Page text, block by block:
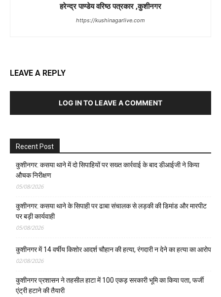
हरेन्द्र पाण्डेय वरिष्ठ पत्रकार ,कुशीनगर
https://kushinagarlive.com
LEAVE A REPLY
LOG IN TO LEAVE A COMMENT
Recent Post
कुशीनगर: कसया थाने में दो सिपाहियों पर सख्त कार्रवाई के बाद डीआईजी ने किया
औचक निरीक्षण
05/08/2026
कुशीनगर: कसया थाने के सिपाही पर ढाबा संचालक से लड़की की डिमांड और मारपीट
पर बड़ी कार्यवाही
05/08/2026
कुशीनगर में 14 वर्षीय किशोर आदर्श चौहान की हत्या, रंगदारी न देने का हत्या का आरोप
02/08/2026
कुशीनगर प्रशासन ने तहसील हाटा में 100 एकड़ सरकारी भूमि का किया पता, फर्जी
एंट्री हटाने की तैयारी